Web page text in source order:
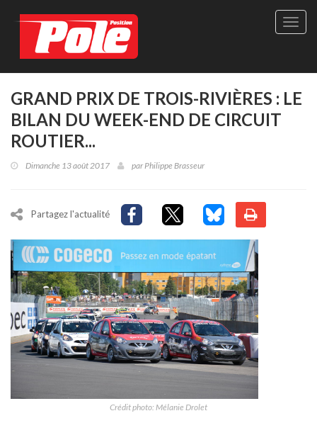
Site
-
GRAND PRIX DE TROIS-RIVIÈRES : LE
BILAN DU WEEK-END DE CIRCUIT
ROUTIER...
Dimanche 13 août 2017 parPhilippe Brasseur
Partagez l'actualité
Crédit photo: Mélanie Drolet